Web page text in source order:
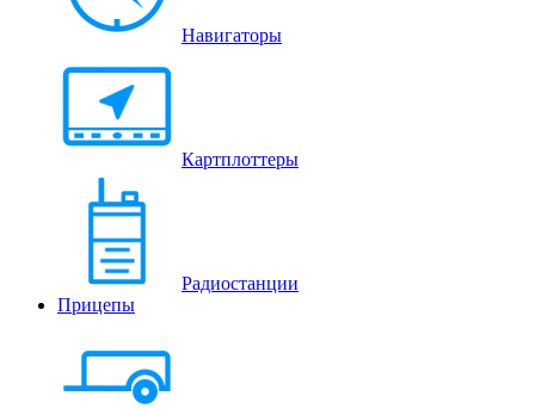
Навигаторы
Картплоттеры
Радиостанции
Прицепы